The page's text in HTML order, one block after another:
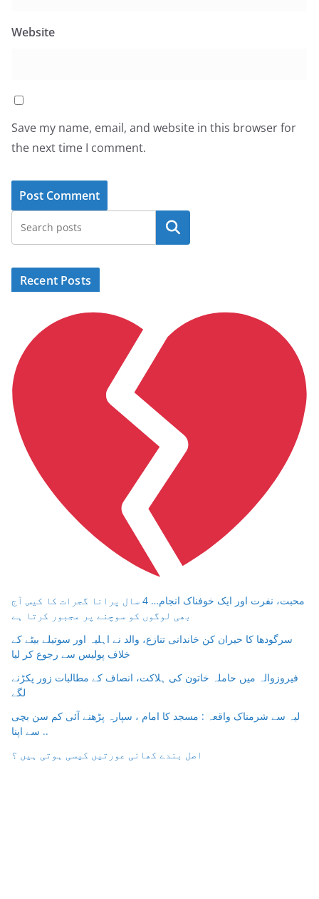
Website
Save my name, email, and website in this browser for
the next time I comment.
Search
Recent Posts
محبت، نفرت اور ایک خوفناک انجام… 4 سال پرانا گجرات کا کیس آج
بھی لوگوں کو سوچنے پر مجبور کرتا ہے
سرگودھا کا حیران کن خاندانی تنازع، والد نے اہلیہ اور سوتیلے بیٹے کے
خلاف پولیس سے رجوع کر لیا
فیروزوالہ میں حاملہ خاتون کی ہلاکت، انصاف کے مطالبات زور پکڑنے
لگے
لیہ سے شرمناک واقعہ : مسجد کا امام ، سپارہ پڑھنے آئی کم سن بچی
سے اپنا ..
اصل بندے کھانی عورتیں کیسی ہوتی ہیں ؟